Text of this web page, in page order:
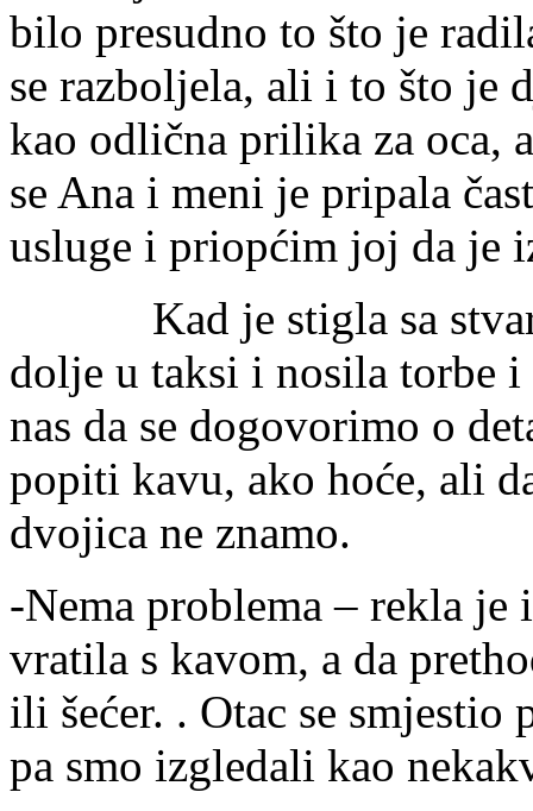
bilo presudno to što je
se razboljela, ali i to što je
kao odlična prilika za oca,
se Ana i meni je pripala
usluge i priopćim joj da je
Kad je stigla sa
dolje u taksi i nosila torbe
nas da se dogovorimo o
popiti kavu, ako hoće, ali
dvojica ne znamo.
-Nema problema – rekla
vratila s kavom, a da
ili šećer. . Otac se smjestio
pa smo izgledali kao